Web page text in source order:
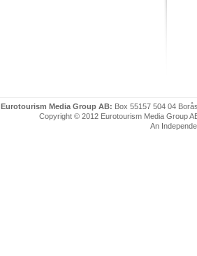
Eurotourism Media Group AB: Box 55157 504 04
Copyright © 2012 Eurotourism Media Group
An